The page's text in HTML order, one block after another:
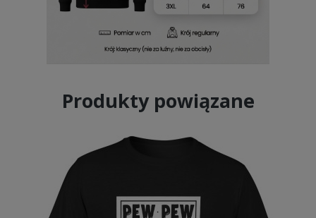
Produkty powiązane